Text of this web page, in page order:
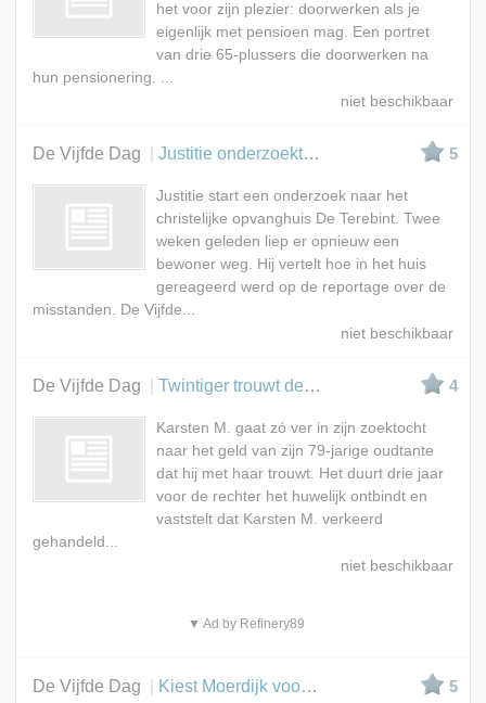
het voor zijn plezier: doorwerken als je
eigenlijk met pensioen mag. Een portret
van drie 65-plussers die doorwerken na
hun pensionering. ...
De Vijfde Dag Justitie onderzoekt leefgemeenschap Terebint 5
Justitie start een onderzoek naar het
christelijke opvanghuis De Terebint. Twee
weken geleden liep er opnieuw een
bewoner weg. Hij vertelt hoe in het huis
gereageerd werd op de reportage over de
misstanden. De Vijfde...
De Vijfde Dag Twintiger trouwt demente tante voor erfenis 4
Karsten M. gaat zó ver in zijn zoektocht
naar het geld van zijn 79-jarige oudtante
dat hij met haar trouwt. Het duurt drie jaar
voor de rechter het huwelijk ontbindt en
vaststelt dat Karsten M. verkeerd
gehandeld...
▼ Ad by Refinery89
De Vijfde Dag Kiest Moerdijk voor leefbaarheid of industrie? 5